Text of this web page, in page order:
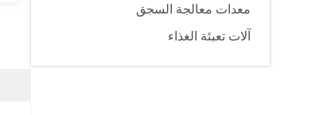
معدات معالجة السجق
آلات تعبئة الغذاء